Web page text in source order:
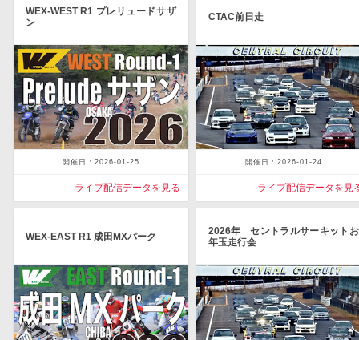
WEX-WEST R1 プレリュードサザ
ン
開催日：2026-01-25
ライブ配信データを見る
CTAC前日走
開催日：2026-01-24
ライブ配信データを見
WEX-EAST R1 成田MXパーク
2026年 セントラルサーキットお
年玉走行会